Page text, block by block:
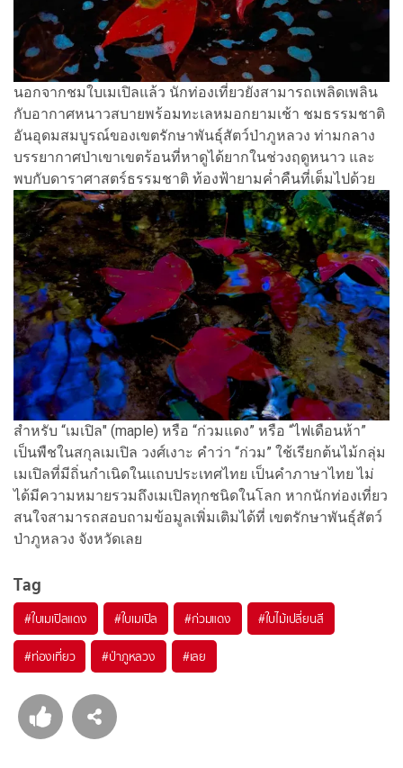
นอกจากชมใบเมเปิลแล้ว นักท่องเที่ยวยังสามารถเพลิดเพลิน
กับอากาศหนาวสบายพร้อมทะเลหมอกยามเช้า ชมธรรมชาติ
อันอุดมสมบูรณ์ของเขตรักษาพันธุ์สัตว์ป่าภูหลวง ท่ามกลาง
บรรยากาศป่าเขาเขตร้อนที่หาดูได้ยากในช่วงฤดูหนาว และ
พบกับดาราศาสตร์ธรรมชาติ ท้องฟ้ายามค่ำคืนที่เต็มไปด้วย
สำหรับ “เมเปิล" (maple) หรือ “ก่วมแดง” หรือ “ไฟเดือนห้า”
เป็นพืชในสกุลเมเปิล วงศ์เงาะ คำว่า “ก่วม” ใช้เรียกต้นไม้กลุ่ม
เมเปิลที่มีถิ่นกำเนิดในเเถบประเทศไทย เป็นคำภาษาไทย ไม่
ได้มีความหมายรวมถึงเมเปิลทุกชนิดในโลก หากนักท่องเที่ยว
สนใจสามารถสอบถามข้อมูลเพิ่มเติมได้ที่ เขตรักษาพันธุ์สัตว์
ป่าภูหลวง จังหวัดเลย
Tag
#ใบเมเปิลแดง #ใบเมเปิล #ก่วมแดง #ใบไม้เปลี่ยนสี
#ท่องเที่ยว #ป่าภูหลวง #เลย